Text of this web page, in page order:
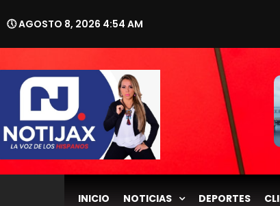
🕔 AGOSTO 8, 2026 4:54 AM
INICIO NOTICIAS DEPORTES